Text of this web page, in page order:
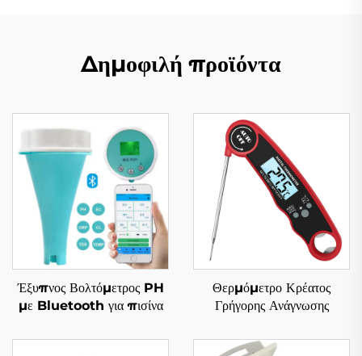
Δημοφιλή προϊόντα
Έξυπνος Βολτόμετρος PH
με Bluetooth για πισίνα
Θερμόμετρο Κρέατος
Γρήγορης Ανάγνωσης